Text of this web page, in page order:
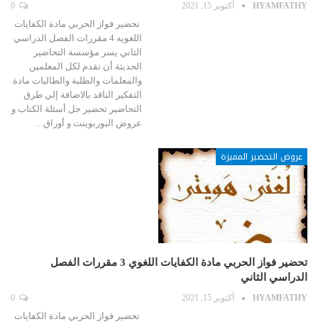
HYAMFATHY أكتوبر 15, 2021
تحضير فواز الحربي مادة الكفايات
اللغويه 4 مقررات الفصل الدراسي
الثاني يسر مؤسسة التحاضير
الحديثة أن تقدم لكل المعلمين
والمعلمات والطلبة والطالبات مادة
التفكير الناقد بالاضافة إلي طرق
التحاضير تحضير حل أسئلة الكتاب و
عروض البوربوينت و أوراق…
عروض التحضير المميزة
تحضير فواز الحربي مادة الكفايات اللغوي 3 مقررات الفصل
الدراسي الثاني
HYAMFATHY أكتوبر 15, 2021
تحضير فواز الحربي مادة الكفايات